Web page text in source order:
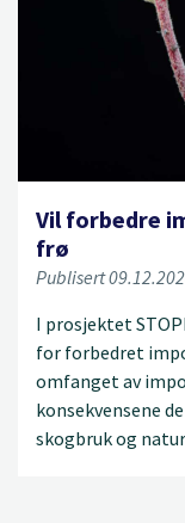
Vil forbedre
frø
Publisert
I prosjektet
for forbedret
omfanget av
konsekvensene
skogbruk og